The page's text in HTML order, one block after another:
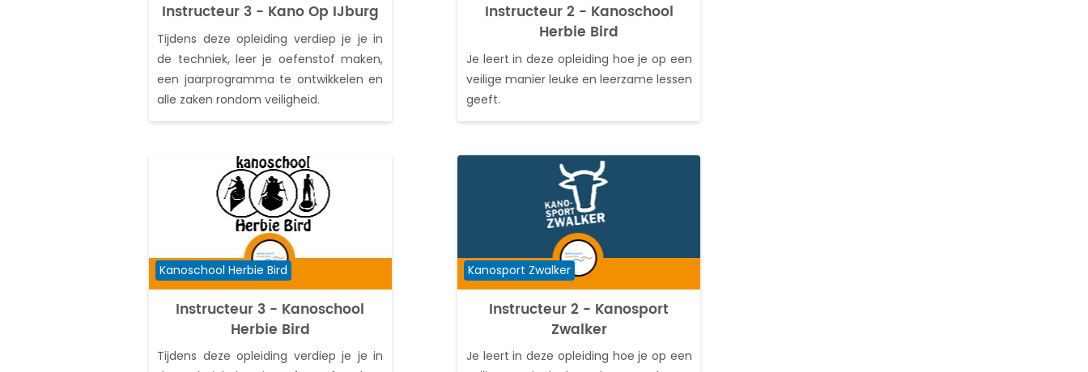
Instructeur 3 - Kano Op IJburg
Tijdens deze opleiding verdiep je je in
de techniek, leer je oefenstof maken,
een jaarprogramma te ontwikkelen en
alle zaken rondom veiligheid.
Instructeur 2 - Kanoschool
Herbie Bird
Je leert in deze opleiding hoe je op een
veilige manier leuke en leerzame lessen
geeft.
Instructeur 3 - Kanoschool
Herbie Bird
Cursuscategorie
Kanoschool Herbie Bird
Tijdens deze opleiding verdiep je je in
Instructeur 2 - Kanosport
Zwalker
Cursuscategorie
Kanosport Zwalker
Je leert in deze opleiding hoe je op een